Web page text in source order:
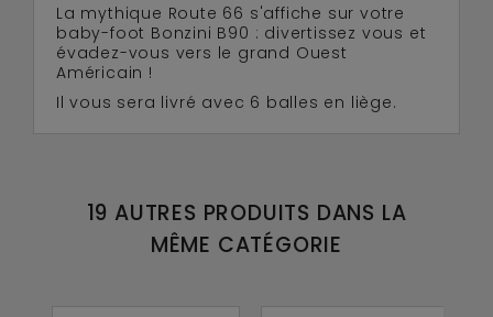
La mythique Route 66 s'affiche sur votre
baby-foot Bonzini B90 : divertissez vous et
évadez-vous vers le grand Ouest
Américain !
Il vous sera livré avec 6 balles en liège.
19 AUTRES PRODUITS DANS LA
MÊME CATÉGORIE